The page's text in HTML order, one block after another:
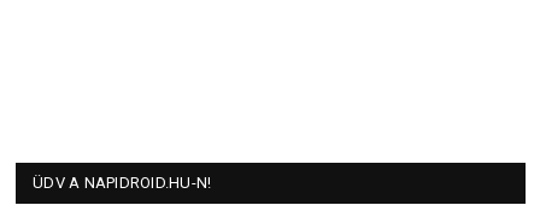
ÜDV A NAPIDROID.HU-N!